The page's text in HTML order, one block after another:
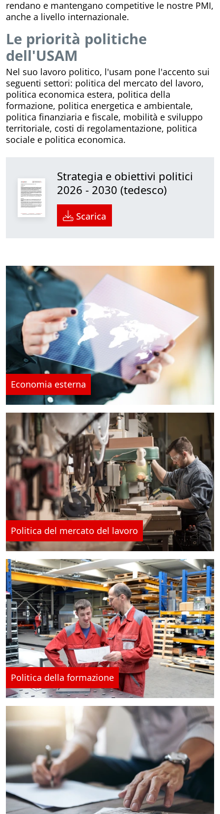
rendano e mantengano competitive le nostre PMI,
anche a livello internazionale.
Le priorità politiche
dell'USAM
Nel suo lavoro politico, l'usam pone l'accento sui
seguenti settori: politica del mercato del lavoro,
politica economica estera, politica della
formazione, politica energetica e ambientale,
politica finanziaria e fiscale, mobilità e sviluppo
territoriale, costi di regolamentazione, politica
sociale e politica economica.
Strategia e obiettivi politici
2026 - 2030 (tedesco)
Scarica
Economia esterna
Politica del mercato del lavoro
Politica della formazione